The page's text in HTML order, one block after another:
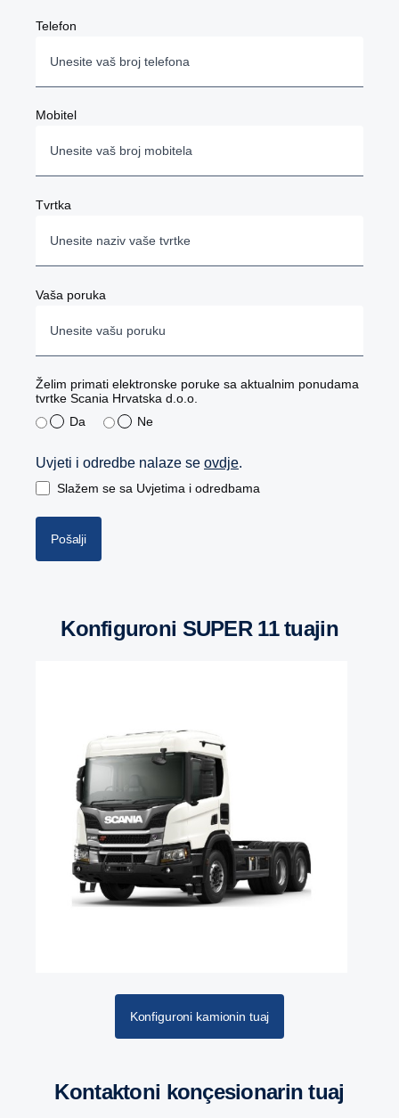
Telefon
Mobitel
Tvrtka
Vaša poruka
Želim primati elektronske poruke sa aktualnim ponudama
tvrtke Scania Hrvatska d.o.o.
Da
Ne
Uvjeti i odredbe nalaze se ovdje.
Slažem se sa Uvjetima i odredbama
Pošalji
Konfiguroni SUPER 11 tuajin
Konfiguroni kamionin tuaj
Kontaktoni konçesionarin tuaj